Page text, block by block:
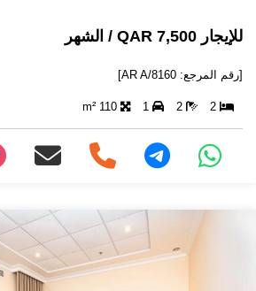
للإيجار 7,500 QAR / الشهر
[رقم المرجع: AR A/8160]
2
2
1
110 m²